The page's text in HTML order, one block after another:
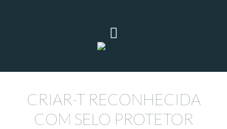
CRIAR-T RECONHECIDA
COM SELO PROTETOR